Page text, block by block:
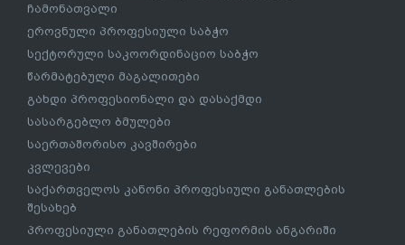
ჩამონათვალი
ეროვნული პროფესიული საბჭო
სექტორული საკოორდინაციო საბჭო
წარმატებული მაგალითები
გახდი პროფესიონალი და დასაქმდი
სასარგებლო ბმულები
საერთაშორისო კავშირები
კვლევები
საქართველოს კანონი პროფესიული განათლების
შესახებ
პროფესიული განათლების რეფორმის ანგარიში